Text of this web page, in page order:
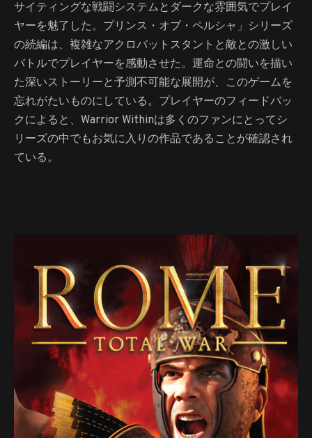
サイティングな戦闘システムとダークな雰囲気でプレイ
ヤーを魅了した。プリンス・オブ・ペルシャ」シリーズ
の続編は、複雑なアクロバットスタントと敵との激しい
バトルでプレイヤーを感動させた。運命との闘いを描い
た深いストーリーと予測不可能な展開が、このゲームを
忘れがたいものにしている。プレイヤーのフィードバッ
クによると、Warrior Withinは多くのファンにとってシ
リーズの中でもお気に入りの作品であることが確認され
ている。